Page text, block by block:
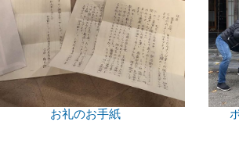
お礼のお手紙